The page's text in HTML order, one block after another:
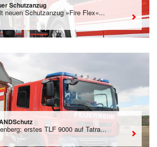
Schutzanzug
neuen Schutzanzug »Fire Flex«...
erstes TLF 9000 auf Tatra...